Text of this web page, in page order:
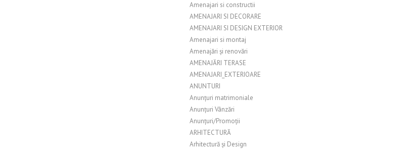
Amenajari si constructii
AMENAJARI SI DECORARE
AMENAJARI SI DESIGN EXTERIOR
Amenajari si montaj
Amenajări și renovări
AMENAJĂRI TERASE
AMENAJARI_EXTERIOARE
ANUNTURI
Anunțuri matrimoniale
Anunțuri Vânzări
Anunțuri/Promoții
ARHITECTURĂ
Arhitectură și Design